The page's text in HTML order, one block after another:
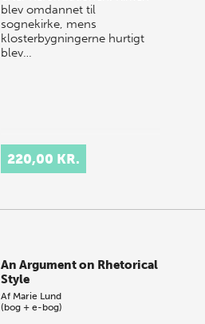
blev omdannet til
sognekirke, mens
klosterbygningerne hurtigt
blev…
220,00 KR.
An Argument on Rhetorical
Style
Af Marie Lund
(bog + e-bog)